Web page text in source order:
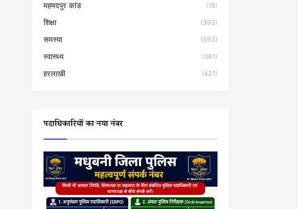
महमदपुर कांड (18)
शिक्षा (393)
समस्या (593)
स्वास्थ्य (381)
हरलाखी (421)
पदाधिकारियों का नया नंबर